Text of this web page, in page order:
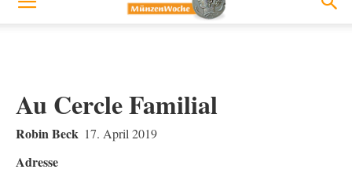
Au Cercle Familial
Robin Beck 17. April 2019
Adresse